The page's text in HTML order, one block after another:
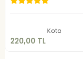
Kota
220,00 TL
220,00 TL